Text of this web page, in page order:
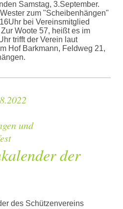
Samstag, 3.September.
zum "Scheibenhängen"
bei Vereinsmitglied
Woote 57, heißt es im
trifft der Verein laut
Hof Barkmann, Feldweg 21,
und
der
des Schützenvereins